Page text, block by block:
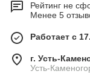
Рейтинг не
Менее 5
Работает с
г. Усть-
Усть-